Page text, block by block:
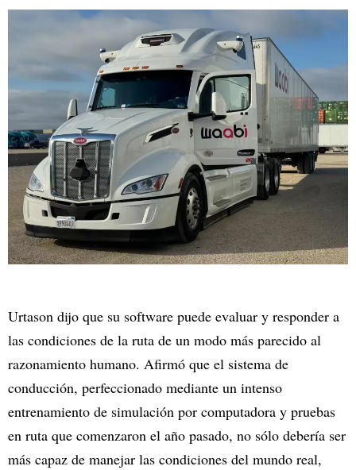
Urtason dijo que su software puede evaluar y responder a
las condiciones de la ruta de un modo más parecido al
razonamiento humano. Afirmó que el sistema de
conducción, perfeccionado mediante un intenso
entrenamiento de simulación por computadora y pruebas
en ruta que comenzaron el año pasado, no sólo debería ser
más capaz de manejar las condiciones del mundo real,